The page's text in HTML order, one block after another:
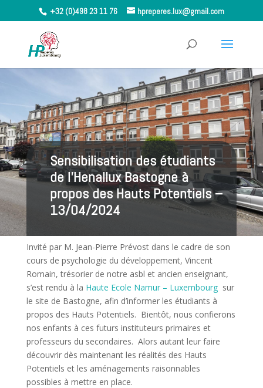
+32 (0)498 23 11 76 hpreperes.lux@gmail.com
Sensibilisation des étudiants
de l’Henallux Bastogne à
propos des Hauts Potentiels –
13/04/2024
Invité par M. Jean-Pierre Prévost dans le cadre de son
cours de psychologie du développement, Vincent
Romain, trésorier de notre asbl et ancien enseignant,
s’est rendu à la Haute Ecole Namur – Luxembourgsur
le site de Bastogne, afin d’informer les étudiants à
propos des Hauts Potentiels. Bientôt, nous confierons
nos enfants à ces futurs instituteurs primaires et
professeurs du secondaires. Alors autant leur faire
découvrir dès maintenant les réalités des Hauts
Potentiels et les aménagements raisonnables
possibles à mettre en place.